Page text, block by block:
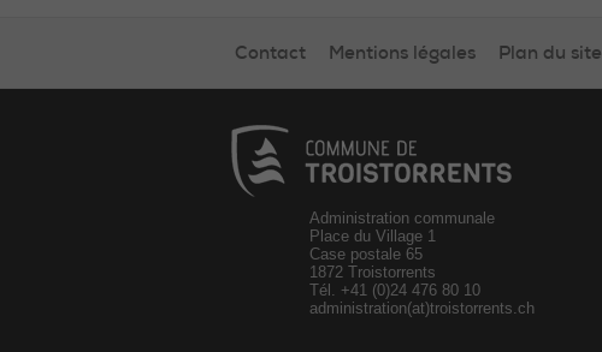
Contact Mentions légales Plan du site
Administration communale
Place du Village 1
Case postale 65
1872 Troistorrents
Tél. +41 (0)24 476 80 10
administration(at)troistorrents.ch